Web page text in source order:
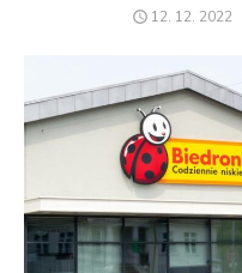
POSTED
12. 12. 2022